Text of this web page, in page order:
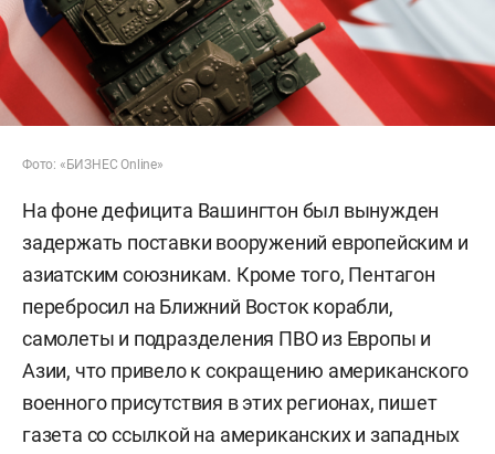
Фото: «БИЗНЕС Online»
На фоне дефицита Вашингтон был вынужден
задержать поставки вооружений европейским и
азиатским союзникам. Кроме того, Пентагон
перебросил на Ближний Восток корабли,
самолеты и подразделения ПВО из Европы и
Азии, что привело к сокращению американского
военного присутствия в этих регионах, пишет
газета со ссылкой на американских и западных